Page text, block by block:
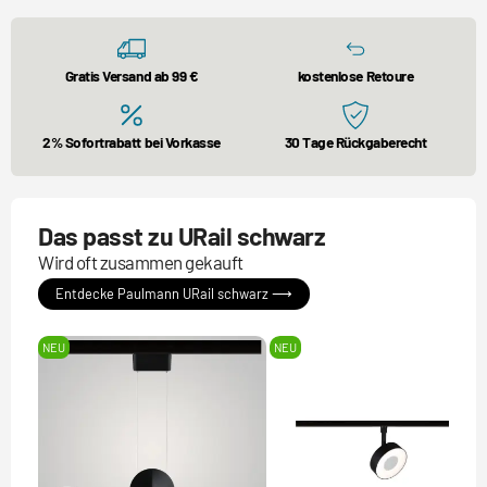
Gratis Versand ab 99 € kostenlose Retoure
2% Sofortrabatt bei Vorkasse 30 Tage Rückgaberecht
Das passt zu URail schwarz
Wird oft zusammen gekauft
Entdecke Paulmann URail schwarz ⟶
NEU NEU